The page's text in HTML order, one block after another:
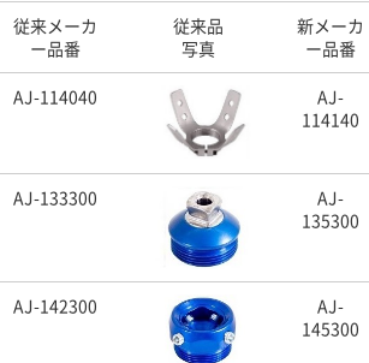
従来メーカ
ー品番
従来品
写真
新メーカ
ー品番
AJ-114040
AJ-
114140
AJ-133300
AJ-
135300
AJ-142300
AJ-
145300